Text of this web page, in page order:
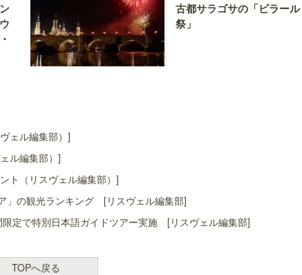
古都サラゴサの「ピラール
祭」
ェル編集部）]
ル編集部）]
ト（リスヴェル編集部）]
」の観光ランキング [リスヴェル編集部]
定で特別日本語ガイドツアー実施 [リスヴェル編集部]
TOPへ戻る